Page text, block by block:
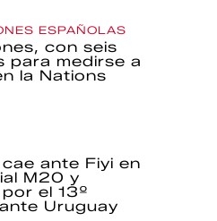
ESPAÑOLAS
con seis
para medirse a
la Nations
ante Fiyi en
M20 y
el 13º
Uruguay